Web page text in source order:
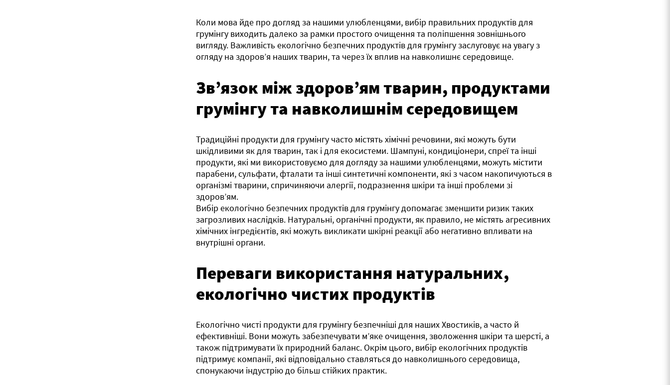
Коли мова йде про догляд за нашими улюбленцями, вибір правильних продуктів для
грумінгу виходить далеко за рамки простого очищення та поліпшення зовнішнього
вигляду. Важливість екологічно безпечних продуктів для грумінгу заслуговує на увагу з
огляду на здоров’я наших тварин, та через їх вплив на навколишнє середовище.
Зв’язок між здоров’ям тварин, продуктами
грумінгу та навколишнім середовищем
Традиційні продукти для грумінгу часто містять хімічні речовини, які можуть бути
шкідливими як для тварин, так і для екосистеми. Шампуні, кондиціонери, спреї та інші
продукти, які ми використовуємо для догляду за нашими улюбленцями, можуть містити
парабени, сульфати, фталати та інші синтетичні компоненти, які з часом накопичуються в
організмі тварини, спричиняючи алергії, подразнення шкіри та інші проблеми зі
здоров’ям.
Вибір екологічно безпечних продуктів для грумінгу допомагає зменшити ризик таких
загрозливих наслідків. Натуральні, органічні продукти, як правило, не містять агресивних
хімічних інгредієнтів, які можуть викликати шкірні реакції або негативно впливати на
внутрішні органи.
Переваги використання натуральних,
екологічно чистих продуктів
Екологічно чисті продукти для грумінгу безпечніші для наших Хвостиків, а часто й
ефективніші. Вони можуть забезпечувати м’яке очищення, зволоження шкіри та шерсті, а
також підтримувати їх природний баланс. Окрім цього, вибір екологічних продуктів
підтримує компанії, які відповідально ставляться до навколишнього середовища,
спонукаючи індустрію до більш стійких практик.